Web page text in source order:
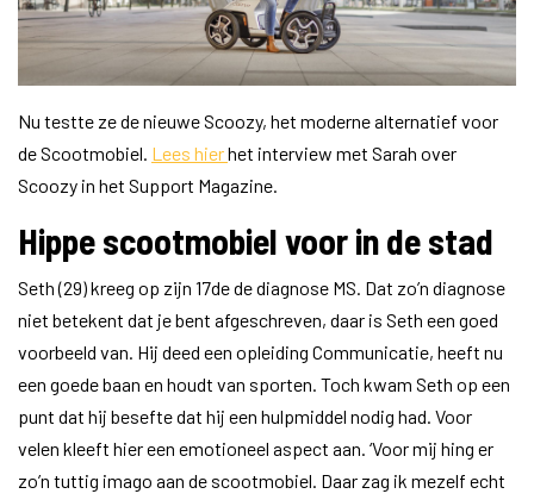
Nu testte ze de nieuwe Scoozy, het moderne alternatief voor
de Scootmobiel. Lees hierhet interview met Sarah over
Scoozy in het Support Magazine.
Hippe scootmobiel voor in de stad
Seth (29) kreeg op zijn 17de de diagnose MS. Dat zo’n diagnose
niet betekent dat je bent afgeschreven, daar is Seth een goed
voorbeeld van. Hij deed een opleiding Communicatie, heeft nu
een goede baan en houdt van sporten. Toch kwam Seth op een
punt dat hij besefte dat hij een hulpmiddel nodig had. Voor
velen kleeft hier een emotioneel aspect aan. ‘Voor mij hing er
zo’n tuttig imago aan de scootmobiel. Daar zag ik mezelf echt